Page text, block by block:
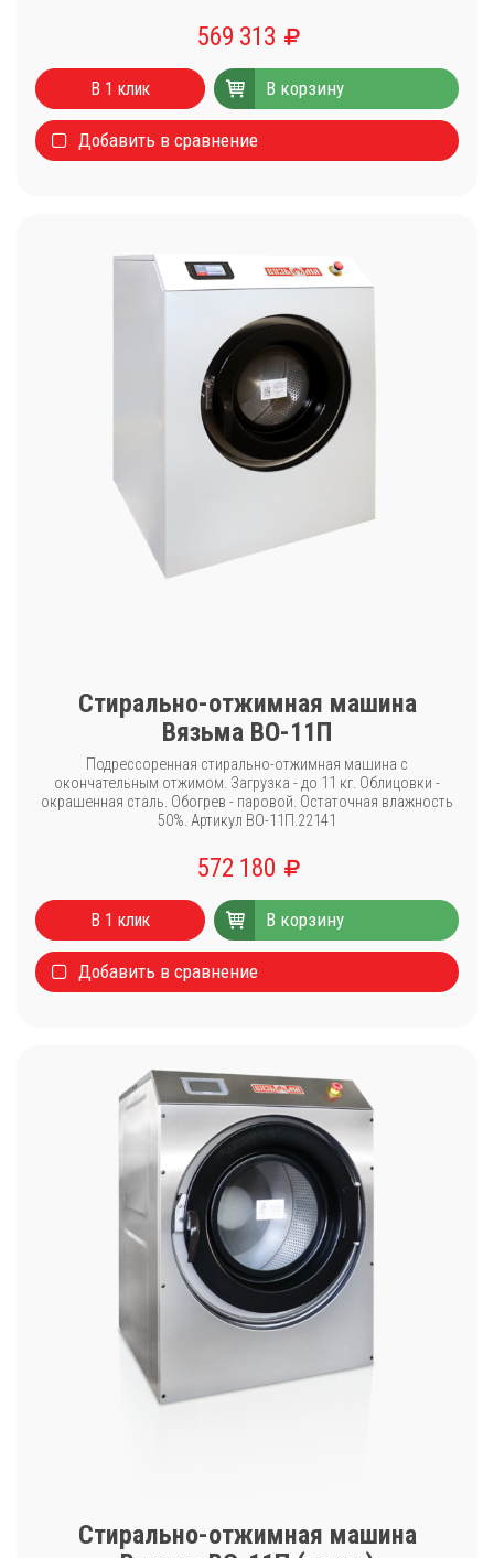
569 313
В 1 клик В корзину
Добавить в сравнение
Стирально-отжимная машина
Вязьма ВО-11П
Подрессоренная стирально-отжимная машина с
окончательным отжимом. Загрузка - до 11 кг. Облицовки -
окрашенная сталь. Обогрев - паровой. Остаточная влажность
50%. Артикул ВО-11П.22141
572 180
В 1 клик В корзину
Добавить в сравнение
Стирально-отжимная машина